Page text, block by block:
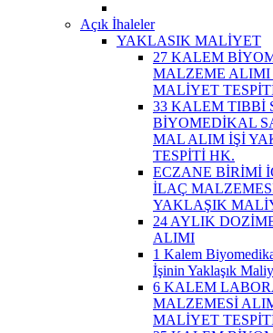
Açık İhaleler
YAKLASIK MALİYET
27 KALEM
MALZEME
MALİYET
33 KALEM TIBBİ
BİYOMEDİKAL
MAL ALIM İŞİ
TESPİTİ HK.
ECZANE BİRİMİ
İLAÇ
YAKLAŞIK
24 AYLIK
ALIMI
1 Kalem
İşinin Yaklaşık
6 KALEM
MALZEMESİ
MALİYET